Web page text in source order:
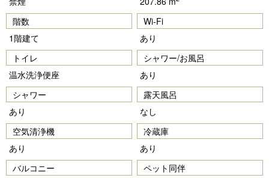
階数
1階建て
Wi-Fi
あり
トイレ
温水洗浄便座
シャワー/お風呂
あり
シャワー
あり
露天風呂
なし
空気清浄機
あり
冷蔵庫
あり
バルコニー
ペット同伴